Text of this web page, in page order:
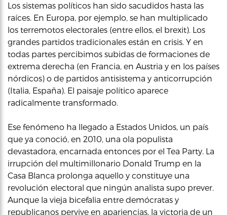
Los sistemas políticos han sido sacudidos hasta las
raíces. En Europa, por ejemplo, se han multiplicado
los terremotos electorales (entre ellos, el brexit). Los
grandes partidos tradicionales están en crisis. Y en
todas partes percibimos subidas de formaciones de
extrema derecha (en Francia, en Austria y en los países
nórdicos) o de partidos antisistema y anticorrupción
(Italia, España). El paisaje político aparece
radicalmente transformado.
Ese fenómeno ha llegado a Estados Unidos, un país
que ya conoció, en 2010, una ola populista
devastadora, encarnada entonces por el Tea Party. La
irrupción del multimillonario Donald Trump en la
Casa Blanca prolonga aquello y constituye una
revolución electoral que ningún analista supo prever.
Aunque la vieja bicefalia entre demócratas y
republicanos pervive en apariencias, la victoria de un